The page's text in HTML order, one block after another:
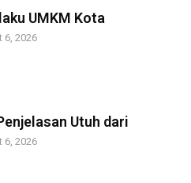
UMKM Kota
6, 2026
Utuh dari
6, 2026